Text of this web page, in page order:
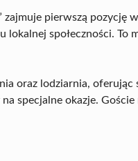
zajmuje pierwszą pozycję
lokalnej społeczności.
oraz lodziarnia,
specjalne okazje. Goście